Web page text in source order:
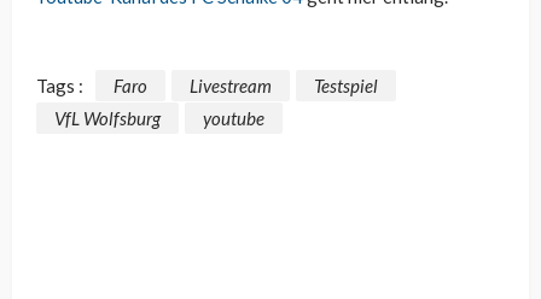
Tags : Faro Livestream
Testspiel
VfL Wolfsburg
youtube